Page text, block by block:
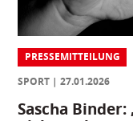
PRESSEMITTEILUNG
SPORT
27.01.2026
Sascha